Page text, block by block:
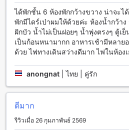
โรงแรมมรกต ให้บริการสิ่งอำนวยคว
แขกผู้มาพักมีความสะดวกสบายในกา
รับส่งอาหารในห้อง ตู้นิรภัย บริการเ
แนะนำ สัญญาณ Wi-Fi ให้บริการใน
บุหรี่ที่กำหนดไว้ และยังมี Wi-Fi ฟรีใน
การจัดเก็บกระเป๋าเดินทาง และการท
สิ่งอำนวยความสะดวกในการเดินทาง
โรงแรมมรกต ให้บริการสิ่งอำนวยคว
อย่างครบวงจร ท่านสามารถใช้บริกา
ทางมายังโรงแรมได้อย่างสะดวกสบา
เพื่อช่วยให้ท่านได้สัมผัสประสบการณ์
ได้พักชั้น 6 ห้องพักกว้างขวาง น่าจะไ
พักมีไดร์เป่าผมให้ด้วยค่ะ ห้องน้ำกว้า
ฝักบัว น้ำไม่เป็นฝอยๆ น้ำพุ่งตรงๆ ตู้เ
เป็นก้อนหนามากก อาหารเช้ามีหลา
ด้วย ไฟทางเดินสว่างดีมาก ไฟในห้อง
anongnat |ไทย | คู่รัก
ดีมาก
รีวิวเมื่อ 26 กุมภาพันธ์ 2569